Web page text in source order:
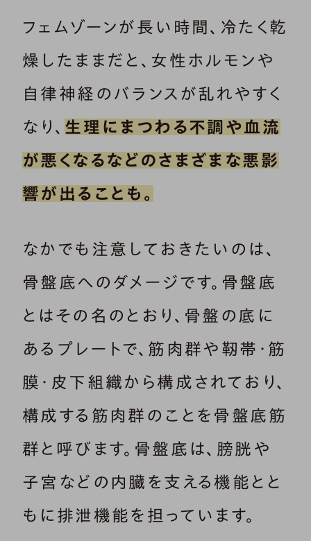
フェムゾーンが長い時間、冷たく乾
燥したままだと、女性ホルモンや
自律神経のバランスが乱れやすく
なり、 生理にまつわる不調や血流
が悪くなるなどのさまざまな悪影
響が出ることも。
なかでも注意しておきたいのは、
骨盤底へのダメージです。骨盤底
とはその名のとおり、骨盤の底に
あるプレートで、筋肉群や靭帯・筋
膜・皮下組織から構成されており、
構成する筋肉群のことを骨盤底筋
群と呼びます。骨盤底は、膀胱や
子宮などの内臓を支える機能とと
もに排泄機能を担っています。